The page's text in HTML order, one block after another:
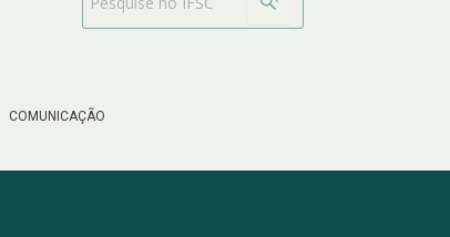
COMUNICAÇÃO
Search Bar